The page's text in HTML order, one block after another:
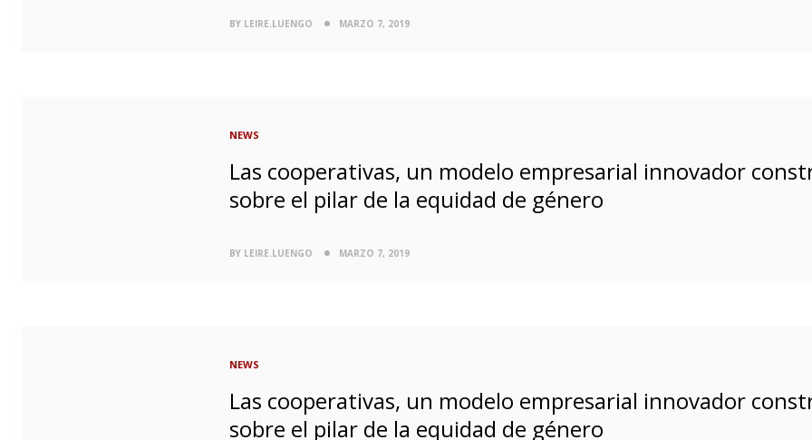
BY LEIRE.LUENGO MARZO 7, 2019
NEWS
Las cooperativas, un modelo empresarial innovador
sobre el pilar de la equidad de género
BY LEIRE.LUENGO MARZO 7, 2019
NEWS
Las cooperativas, un modelo empresarial innovador
sobre el pilar de la equidad de género